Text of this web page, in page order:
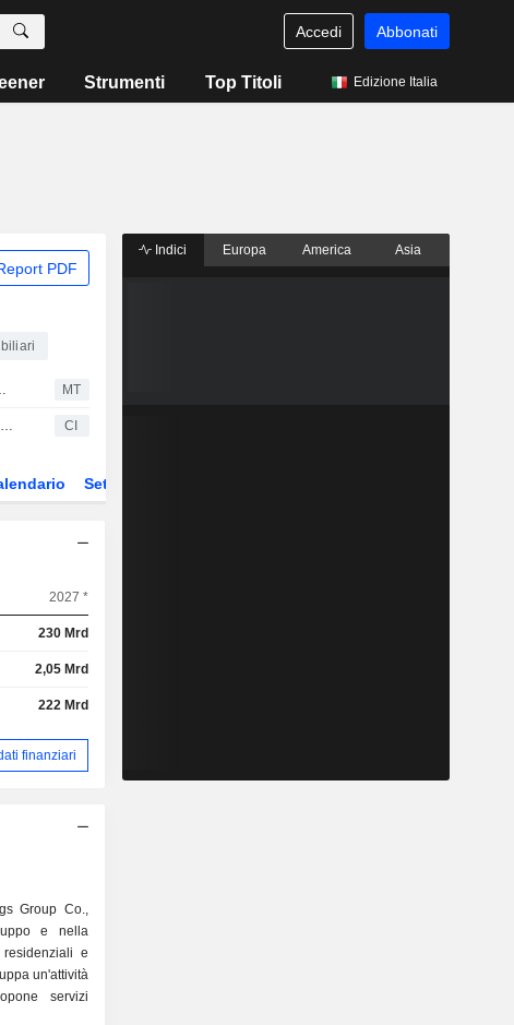
Accedi Abbonati
Strumenti Top Titoli Edizione Italia
PDF
39% nel primo semestre MT
Poly Developments and Holdings Group Co., Ltd. riporta i risultati degli utili per il semestre conclusosi il 30 giugno 2026 CI
Settore
2027 *
230 Mrd
2,05 Mrd
222 Mrd
finanziari
Group Co.,
e nella
e
un'attività
servizi
Indici Europa America Asia